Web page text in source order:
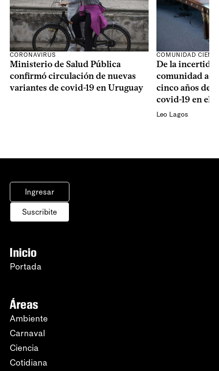
CORONAVIRUS
Ministerio de Salud Pública
confirmó circulación de nuevas
variantes de covid-19 en Uruguay
COMUNIDAD
De la
comunidad
cinco años de
covid-19 en el
Leo Lagos
Ingresar
Suscribite
Inicio
Portada
Áreas
Ambiente
Carnaval
Ciencia
Cotidiana